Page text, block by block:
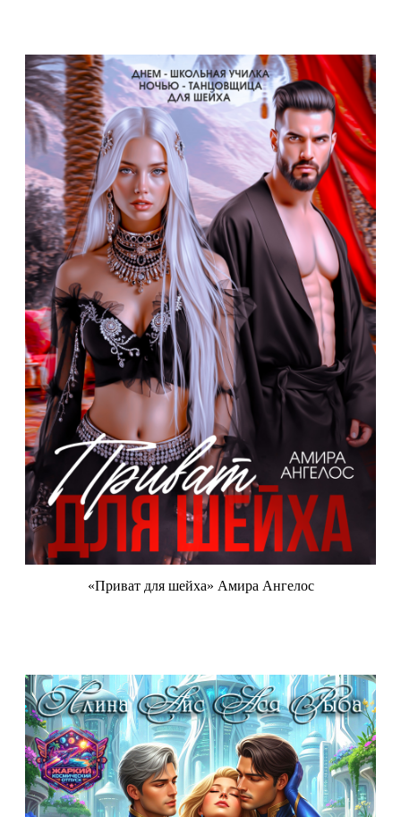
«Приват для шейха» Амира Ангелос